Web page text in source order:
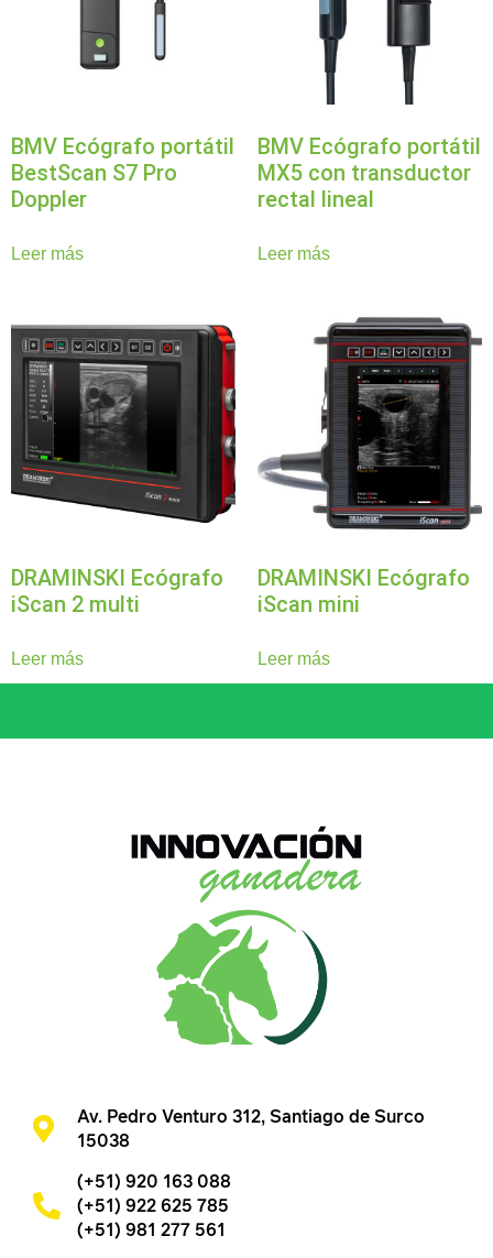
BMV Ecógrafo portátil
BestScan S7 Pro
Doppler
Leer más
BMV Ecógrafo portátil
MX5 con transductor
rectal lineal
Leer más
DRAMINSKI Ecógrafo
iScan 2 multi
Leer más
DRAMINSKI Ecógrafo
iScan mini
Leer más
Av. Pedro Venturo 312, Santiago de Surco
15038
(+51) 920 163 088
(+51) 922 625 785
(+51) 981 277 561